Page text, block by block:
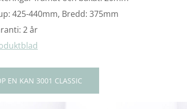
425-440mm, Bredd: 375mm
2 år
EN KAN 3001 CLASSIC